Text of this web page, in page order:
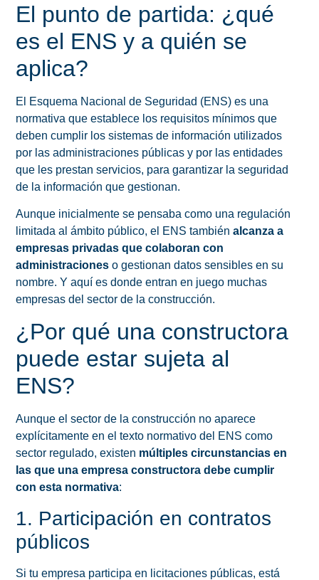
El punto de partida: ¿qué
es el ENS y a quién se
aplica?
El Esquema Nacional de Seguridad (ENS) es una
normativa que establece los requisitos mínimos que
deben cumplir los sistemas de información utilizados
por las administraciones públicas y por las entidades
que les prestan servicios, para garantizar la seguridad
de la información que gestionan.
Aunque inicialmente se pensaba como una regulación
limitada al ámbito público, el ENS también alcanza a
empresas privadas que colaboran con
administraciones o gestionan datos sensibles en su
nombre. Y aquí es donde entran en juego muchas
empresas del sector de la construcción.
¿Por qué una constructora
puede estar sujeta al
ENS?
Aunque el sector de la construcción no aparece
explícitamente en el texto normativo del ENS como
sector regulado, existen múltiples circunstancias en
las que una empresa constructora debe cumplir
con esta normativa:
1. Participación en contratos
públicos
Si tu empresa participa en licitaciones públicas, está